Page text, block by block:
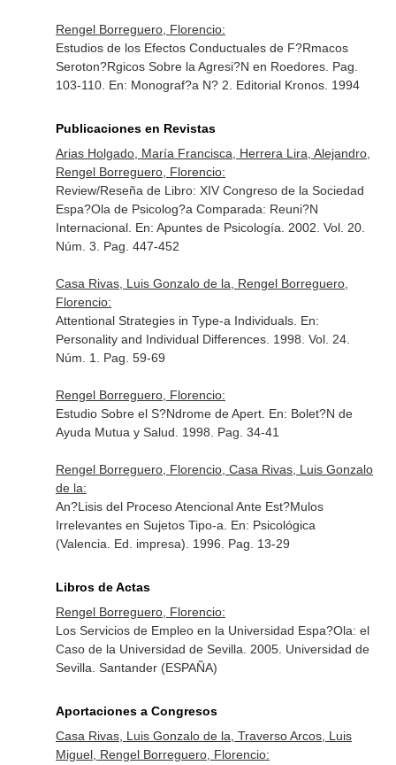
Rengel Borreguero, Florencio:
Estudios de los Efectos Conductuales de F?Rmacos
Seroton?Rgicos Sobre la Agresi?N en Roedores. Pag.
103-110. En: Monograf?a N? 2 . Editorial Kronos. 1994
Publicaciones en Revistas
Arias Holgado, María Francisca, Herrera Lira, Alejandro,
Rengel Borreguero, Florencio:
Review/Reseña de Libro: XIV Congreso de la Sociedad
Espa?Ola de Psicolog?a Comparada: Reuni?N
Internacional. En: Apuntes de Psicología . 2002. Vol. 20.
Núm. 3. Pag. 447-452
Casa Rivas, Luis Gonzalo de la, Rengel Borreguero,
Florencio:
Attentional Strategies in Type-a Individuals. En:
Personality and Individual Differences. 1998. Vol. 24.
Núm. 1. Pag. 59-69
Rengel Borreguero, Florencio:
Estudio Sobre el S?Ndrome de Apert. En: Bolet?N de
Ayuda Mutua y Salud . 1998. Pag. 34-41
Rengel Borreguero, Florencio, Casa Rivas, Luis Gonzalo
de la:
An?Lisis del Proceso Atencional Ante Est?Mulos
Irrelevantes en Sujetos Tipo-a. En: Psicológica
(Valencia. Ed. impresa) . 1996. Pag. 13-29
Libros de Actas
Rengel Borreguero, Florencio:
Los Servicios de Empleo en la Universidad Espa?Ola: el
Caso de la Universidad de Sevilla. 2005. Universidad de
Sevilla. Santander (ESPAÑA)
Aportaciones a Congresos
Casa Rivas, Luis Gonzalo de la, Traverso Arcos, Luis
Miguel, Rengel Borreguero, Florencio: